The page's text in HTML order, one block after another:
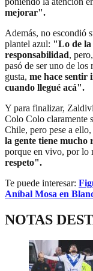
mejorar".
Además, no escondió
plantel azul: "Lo de la
responsabilidad,
pasó de ser uno de los
gusta, me hace sentir
cuando llegué acá".
Y para finalizar,
Colo Colo claramente
Chile, pero pese a
la gente tiene mucho
porque en vivo, por lo
respeto".
Te puede interesar:
Aníbal Mosa en
NOTAS